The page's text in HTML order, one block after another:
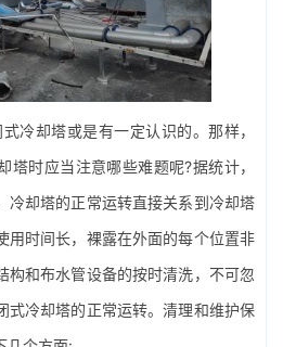
式冷却塔或是有一定认识的。那样，
塔时应当注意哪些难题呢?据统计，
冷却塔的正常运转直接关系到冷却塔
用时间长，裸露在外面的每个位置非
构和布水管设备的按时清洗，不可忽
式冷却塔的正常运转。清理和维护保